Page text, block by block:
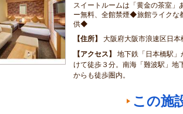
スイートルームは「黄金の茶室
ー無料、全館禁煙◆旅館ライクな
供◆
住所
大阪府大阪市浪速区日
アクセス
地下鉄「日本橋駅
けて徒歩３分。南海「難波駅」地
からも徒歩圏内。
この施